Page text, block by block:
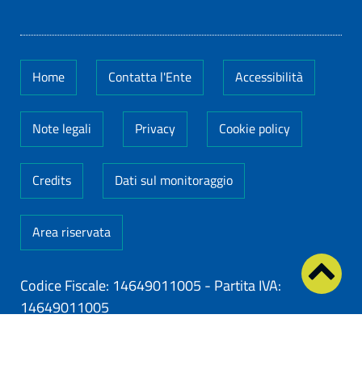
Home Contatta l'Ente Accessibilità
Note legali Privacy Cookie policy
Credits Dati sul monitoraggio
Area riservata
Codice Fiscale: 14649011005 - Partita IVA:
14649011005